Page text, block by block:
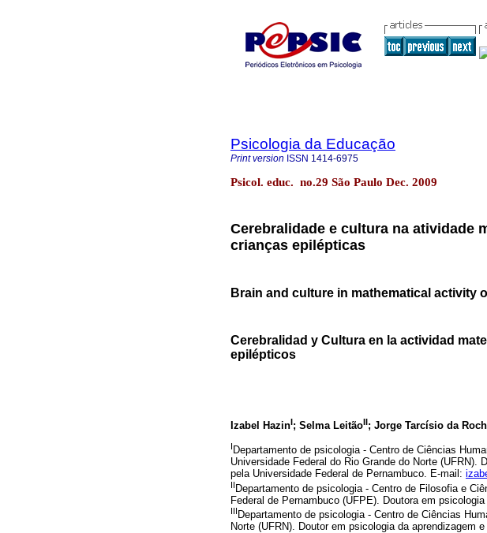
Psicologia da Educação
Print version ISSN 1414-6975
Psicol. educ. no.29 São Paulo Dec. 2009
Cerebralidade e cultura na atividade
crianças epilépticas
Brain and culture in mathematical activity
Cerebralidad y Cultura en la actividad
epilépticos
Izabel HazinI; Selma LeitãoII; Jorge Tarcísio da
I Departamento de psicologia - Centro de Ciências
Universidade Federal do Rio Grande do Norte (UFRN).
pela Universidade Federal de Pernambuco. E-mail:
IIDepartamento de psicologia - Centro de Filosofia e
Federal de Pernambuco (UFPE). Doutora em
III Departamento de psicologia - Centro de Ciências
Norte (UFRN). Doutor em psicologia da aprendizagem